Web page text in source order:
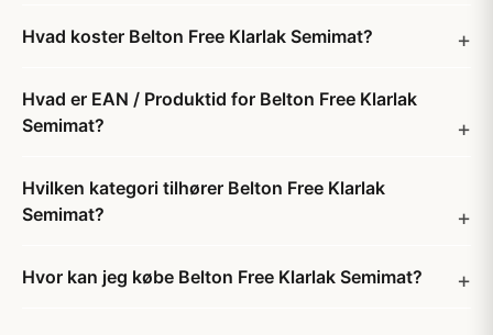
Hvad koster Belton Free Klarlak Semimat?
Hvad er EAN / Produktid for Belton Free Klarlak
Semimat?
Hvilken kategori tilhører Belton Free Klarlak
Semimat?
Hvor kan jeg købe Belton Free Klarlak Semimat?